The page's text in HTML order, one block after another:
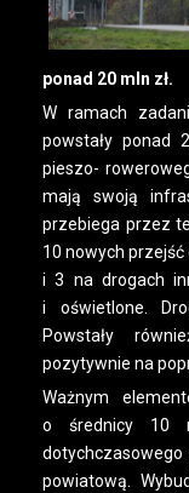
ponad 20 mln zł.
W ramach
powstały ponad
pieszo-
mają swoją
przebiega przez
10 nowych
i 3 na drogach
i oświetlone.
Powstały
pozytywnie na
Ważnym
o średnicy 10
powiatową.